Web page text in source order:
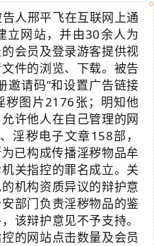
人邢平飞在互联网上通
立网站，并由30余人为
会员及登录游客提供视
件的浏览、下载。被告
邀请码”和设置广告链接
秽图片2176张；明知他
许他人在自己管理的网
淫秽电子文章158部，
已构成传播淫秽物品牟
关指控的罪名成立。关
机构资质异议的辩护意
部门负责淫秽物品的鉴
该辩护意见不予支持。
的网站点击数量及会员